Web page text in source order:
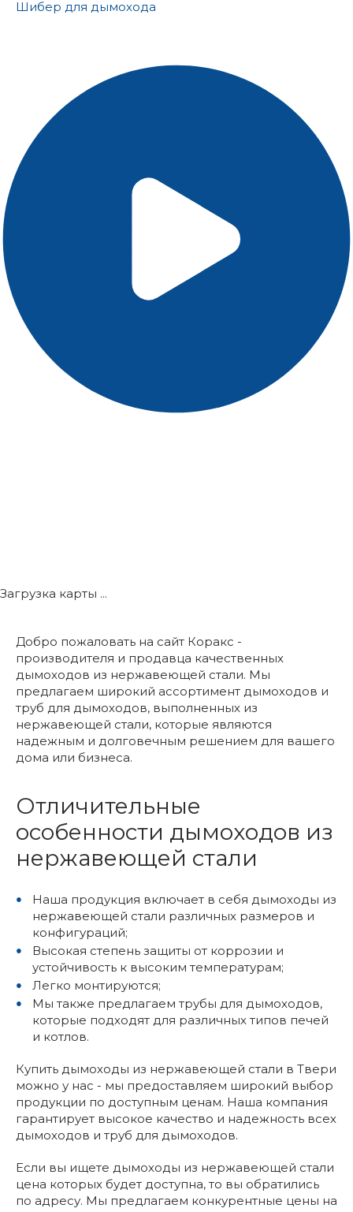
Шибер для дымохода
Загрузка карты ...
Добро пожаловать на сайт Коракс -
производителя и продавца качественных
дымоходов из нержавеющей стали. Мы
предлагаем широкий ассортимент дымоходов и
труб для дымоходов, выполненных из
нержавеющей стали, которые являются
надежным и долговечным решением для вашего
дома или бизнеса.
Отличительные
особенности дымоходов из
нержавеющей стали
Наша продукция включает в себя дымоходы из
нержавеющей стали различных размеров и
конфигураций;
Высокая степень защиты от коррозии и
устойчивость к высоким температурам;
Легко монтируются;
Мы также предлагаем трубы для дымоходов,
которые подходят для различных типов печей
и котлов.
Купить дымоходы из нержавеющей стали в Твери
можно у нас - мы предоставляем широкий выбор
продукции по доступным ценам. Наша компания
гарантирует высокое качество и надежность всех
дымоходов и труб для дымоходов.
Если вы ищете дымоходы из нержавеющей стали
цена которых будет доступна, то вы обратились
по адресу. Мы предлагаем конкурентные цены на